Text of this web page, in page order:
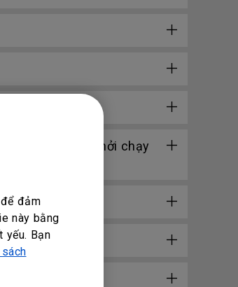
đảm
này bằng
yếu. Bạn
trên trình khởi chạy